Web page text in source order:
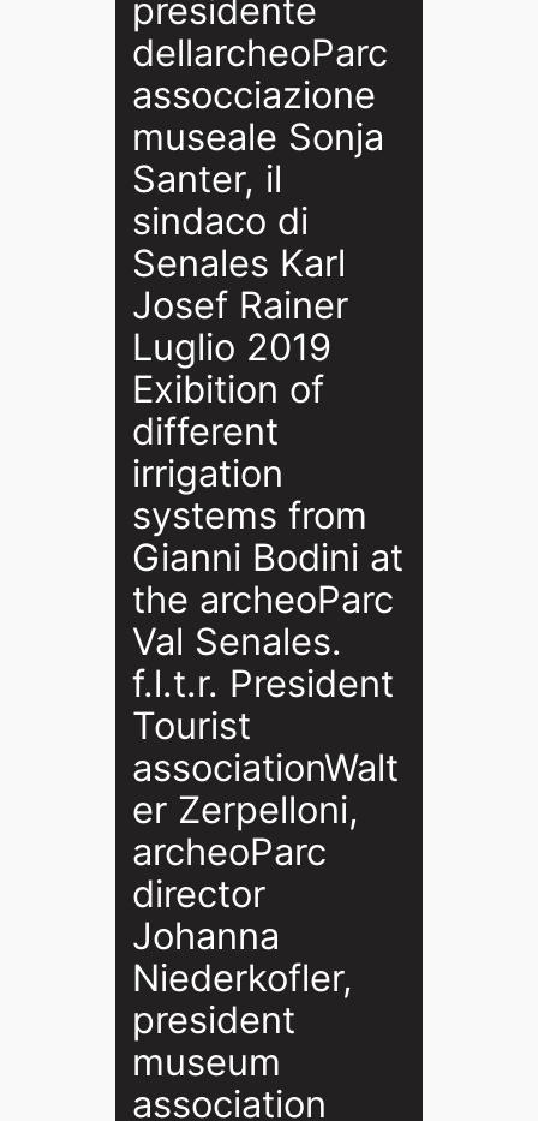
presidente
dellarcheoParc
assocciazione
museale Sonja
Santer, il
sindaco di
Senales Karl
Josef Rainer
Luglio 2019
Exibition of
different
irrigation
systems from
Gianni Bodini at
the archeoParc
Val Senales.
f.l.t.r. President
Tourist
associationWalt
er Zerpelloni,
archeoParc
director
Johanna
Niederkofler,
president
museum
association